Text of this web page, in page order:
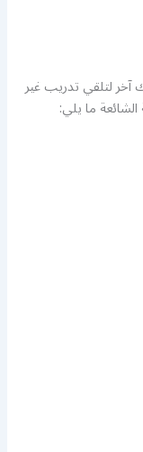
لتلقي تدريب غير
ما يلي: